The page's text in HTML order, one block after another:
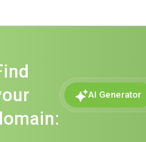
AI Generator